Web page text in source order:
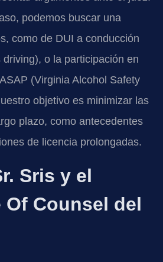
podemos buscar una
como de DUI a conducción
o la participación en
(Virginia Alcohol Safety
objetivo es minimizar las
plazo, como antecedentes
de licencia prolongadas.
Sris y el
Counsel del